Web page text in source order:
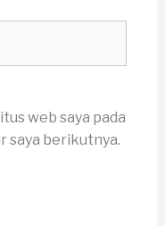
web saya pada
saya berikutnya.